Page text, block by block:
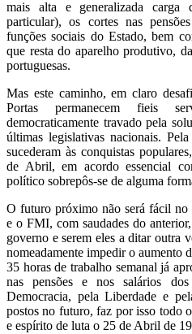
mais alta e generalizada
particular), os cortes nas
funções sociais do Estado, bem
que resta do aparelho produtivo,
portuguesas.
Mas este caminho, em claro
Portas permanecem fieis
democraticamente travado pela
últimas legislativas nacionais.
sucederam às conquistas
de Abril, em acordo essencial
político sobrepôs-se de alguma
O futuro próximo não será fácil no
e o FMI, com saudades do
governo e serem eles a ditar outra
nomeadamente impedir o aumento
35 horas de trabalho semanal já
nas pensões e nos salários
Democracia, pela Liberdade e
postos no futuro, faz por isso todo
e espírito de luta o 25 de Abril de